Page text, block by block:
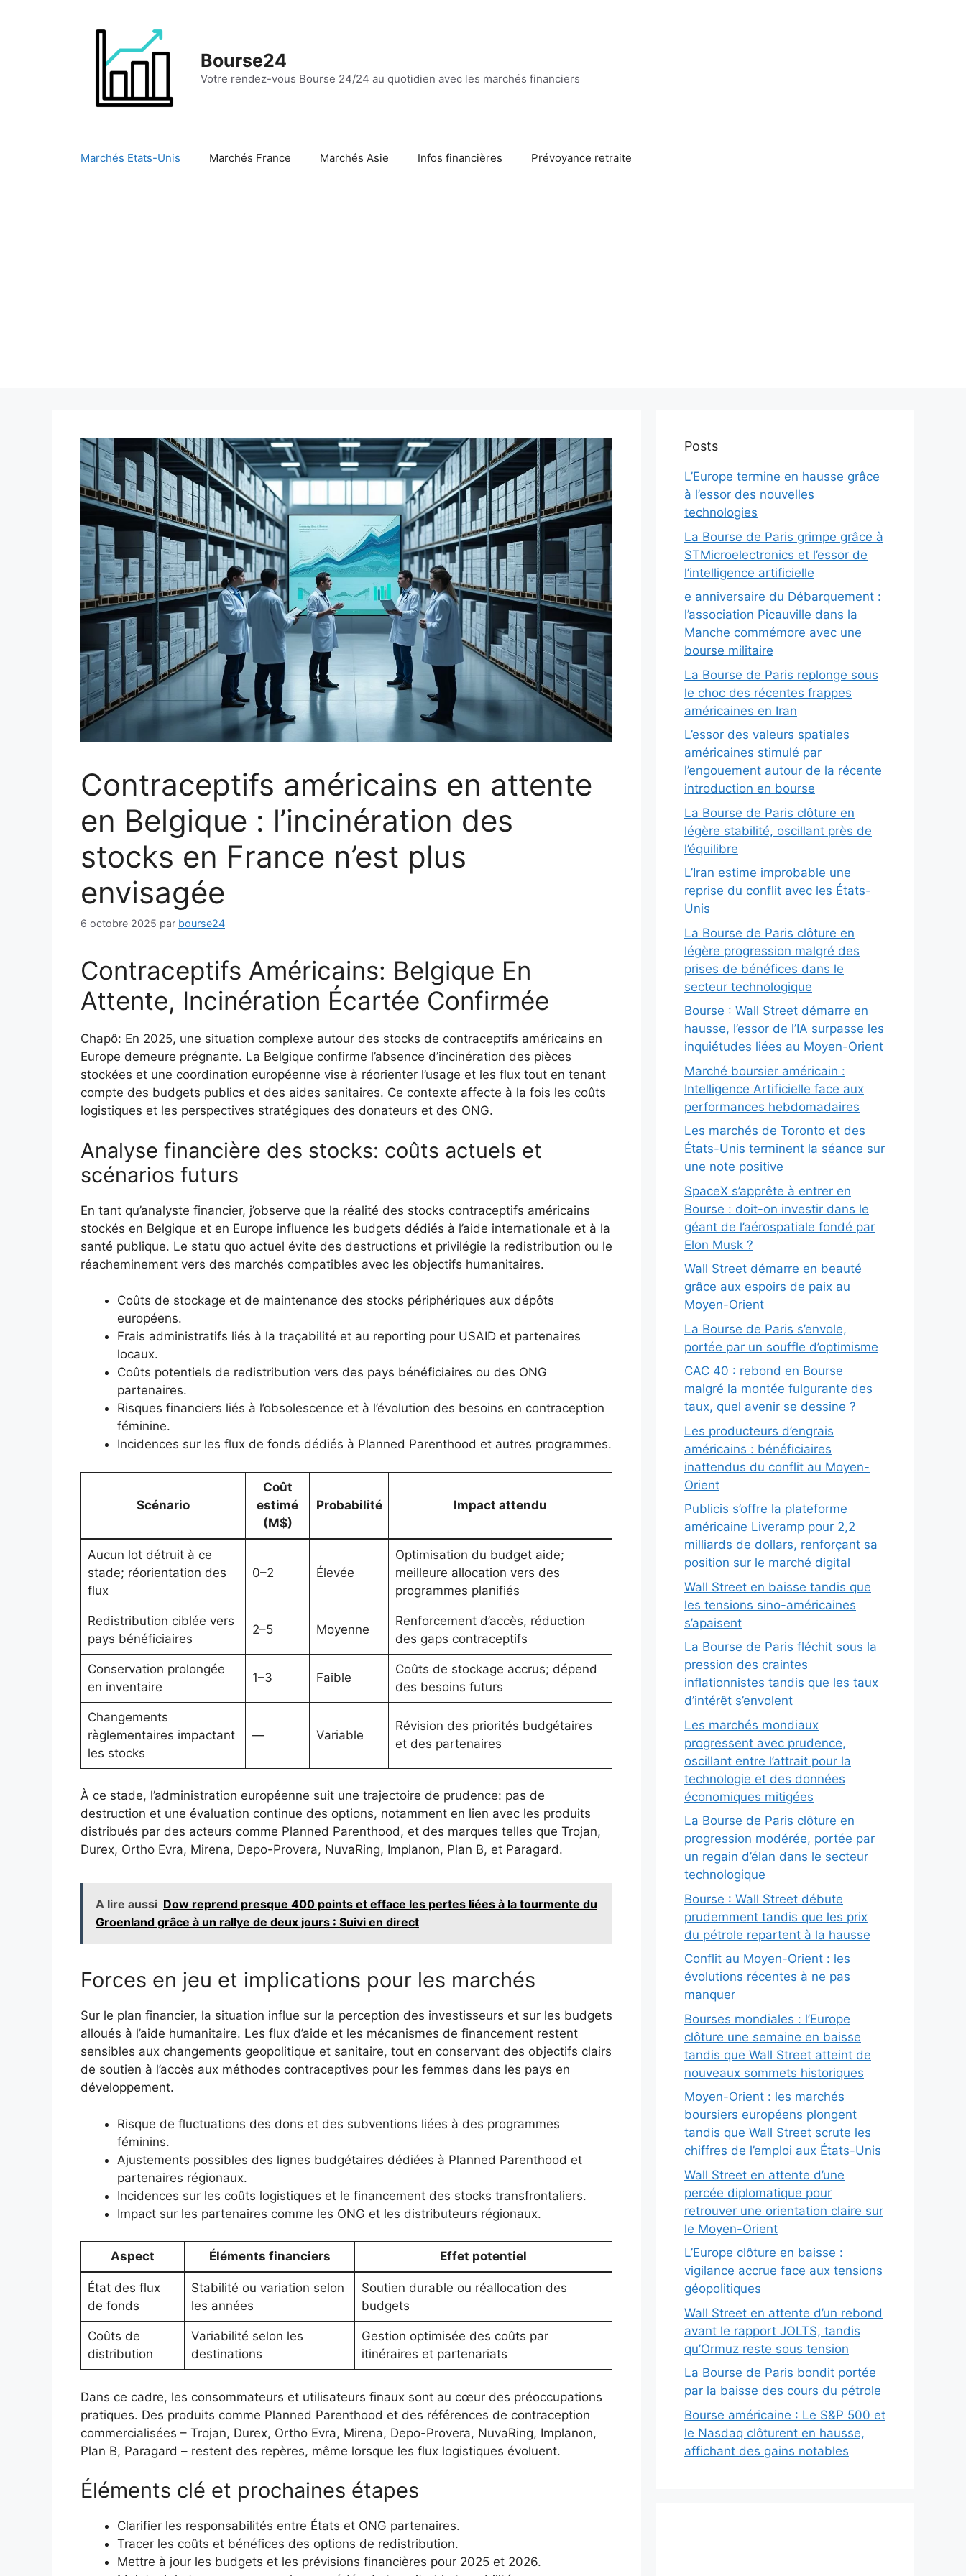
Bourse24
Votre rendez-vous Bourse 24/24 au quotidien avec les marchés financiers
Marchés Etats-Unis Marchés France Marchés Asie Infos financières Prévoyance retraite
Contraceptifs américains en attente
en Belgique : l’incinération des
stocks en France n’est plus
envisagée
6 octobre 2025 par bourse24
Contraceptifs Américains: Belgique En
Attente, Incinération Écartée Confirmée
Chapô: En 2025, une situation complexe autour des stocks de contraceptifs américains en
Europe demeure prégnante. La Belgique confirme l’absence d’incinération des pièces
stockées et une coordination européenne vise à réorienter l’usage et les flux tout en tenant
compte des budgets publics et des aides sanitaires. Ce contexte affecte à la fois les coûts
logistiques et les perspectives stratégiques des donateurs et des ONG.
Analyse financière des stocks: coûts actuels et
scénarios futurs
En tant qu’analyste financier, j’observe que la réalité des stocks contraceptifs américains
stockés en Belgique et en Europe influence les budgets dédiés à l’aide internationale et à la
santé publique. Le statu quo actuel évite des destructions et privilégie la redistribution ou le
réacheminement vers des marchés compatibles avec les objectifs humanitaires.
Coûts de stockage et de maintenance des stocks périphériques aux dépôts
européens.
Frais administratifs liés à la traçabilité et au reporting pour USAID et partenaires
locaux.
Coûts potentiels de redistribution vers des pays bénéficiaires ou des ONG
partenaires.
Risques financiers liés à l’obsolescence et à l’évolution des besoins en contraception
féminine.
Incidences sur les flux de fonds dédiés à Planned Parenthood et autres programmes.
Scénario
Coût
estimé
(M$)
Probabilité Impact attendu
Aucun lot détruit à ce
stade; réorientation des
flux
0–2 Élevée
Optimisation du budget aide;
meilleure allocation vers des
programmes planifiés
Redistribution ciblée vers
pays bénéficiaires
2–5 Moyenne
Renforcement d’accès, réduction
des gaps contraceptifs
Conservation prolongée
en inventaire
1–3 Faible
Coûts de stockage accrus; dépend
des besoins futurs
Changements
règlementaires impactant
les stocks
— Variable
Révision des priorités budgétaires
et des partenaires
À ce stade, l’administration européenne suit une trajectoire de prudence: pas de
destruction et une évaluation continue des options, notamment en lien avec les produits
distribués par des acteurs comme Planned Parenthood, et des marques telles que Trojan,
Durex, Ortho Evra, Mirena, Depo-Provera, NuvaRing, Implanon, Plan B, et Paragard.
A lire aussi Dow reprend presque 400 points et efface les pertes liées à la tourmente du
Groenland grâce à un rallye de deux jours : Suivi en direct
Forces en jeu et implications pour les marchés
Sur le plan financier, la situation influe sur la perception des investisseurs et sur les budgets
alloués à l’aide humanitaire. Les flux d’aide et les mécanismes de financement restent
sensibles aux changements geopolitique et sanitaire, tout en conservant des objectifs clairs
de soutien à l’accès aux méthodes contraceptives pour les femmes dans les pays en
développement.
Risque de fluctuations des dons et des subventions liées à des programmes
féminins.
Ajustements possibles des lignes budgétaires dédiées à Planned Parenthood et
partenaires régionaux.
Incidences sur les coûts logistiques et le financement des stocks transfrontaliers.
Impact sur les partenaires comme les ONG et les distributeurs régionaux.
Aspect Éléments financiers Effet potentiel
État des flux
de fonds
Stabilité ou variation selon
les années
Soutien durable ou réallocation des
budgets
Coûts de
distribution
Variabilité selon les
destinations
Gestion optimisée des coûts par
itinéraires et partenariats
Dans ce cadre, les consommateurs et utilisateurs finaux sont au cœur des préoccupations
pratiques. Des produits comme Planned Parenthood et des références de contraception
commercialisées – Trojan, Durex, Ortho Evra, Mirena, Depo-Provera, NuvaRing, Implanon,
Plan B, Paragard – restent des repères, même lorsque les flux logistiques évoluent.
Éléments clé et prochaines étapes
Clarifier les responsabilités entre États et ONG partenaires.
Tracer les coûts et bénéfices des options de redistribution.
Mettre à jour les budgets et les prévisions financières pour 2025 et 2026.
Posts
L’Europe termine en hausse grâce
à l’essor des nouvelles
technologies
La Bourse de Paris grimpe grâce à
STMicroelectronics et l’essor de
l’intelligence artificielle
e anniversaire du Débarquement :
l’association Picauville dans la
Manche commémore avec une
bourse militaire
La Bourse de Paris replonge sous
le choc des récentes frappes
américaines en Iran
L’essor des valeurs spatiales
américaines stimulé par
l’engouement autour de la récente
introduction en bourse
La Bourse de Paris clôture en
légère stabilité, oscillant près de
l’équilibre
L’Iran estime improbable une
reprise du conflit avec les États-
Unis
La Bourse de Paris clôture en
légère progression malgré des
prises de bénéfices dans le
secteur technologique
Bourse : Wall Street démarre en
hausse, l’essor de l’IA surpasse les
inquiétudes liées au Moyen-Orient
Marché boursier américain :
Intelligence Artificielle face aux
performances hebdomadaires
Les marchés de Toronto et des
États-Unis terminent la séance sur
une note positive
SpaceX s’apprête à entrer en
Bourse : doit-on investir dans le
géant de l’aérospatiale fondé par
Elon Musk ?
Wall Street démarre en beauté
grâce aux espoirs de paix au
Moyen-Orient
La Bourse de Paris s’envole,
portée par un souffle d’optimisme
CAC 40 : rebond en Bourse
malgré la montée fulgurante des
taux, quel avenir se dessine ?
Les producteurs d’engrais
américains : bénéficiaires
inattendus du conflit au Moyen-
Orient
Publicis s’offre la plateforme
américaine Liveramp pour 2,2
milliards de dollars, renforçant sa
position sur le marché digital
Wall Street en baisse tandis que
les tensions sino-américaines
s’apaisent
La Bourse de Paris fléchit sous la
pression des craintes
inflationnistes tandis que les taux
d’intérêt s’envolent
Les marchés mondiaux
progressent avec prudence,
oscillant entre l’attrait pour la
technologie et des données
économiques mitigées
La Bourse de Paris clôture en
progression modérée, portée par
un regain d’élan dans le secteur
technologique
Bourse : Wall Street débute
prudemment tandis que les prix
du pétrole repartent à la hausse
Conflit au Moyen-Orient : les
évolutions récentes à ne pas
manquer
Bourses mondiales : l’Europe
clôture une semaine en baisse
tandis que Wall Street atteint de
nouveaux sommets historiques
Moyen-Orient : les marchés
boursiers européens plongent
tandis que Wall Street scrute les
chiffres de l’emploi aux États-Unis
Wall Street en attente d’une
percée diplomatique pour
retrouver une orientation claire sur
le Moyen-Orient
L’Europe clôture en baisse :
vigilance accrue face aux tensions
géopolitiques
Wall Street en attente d’un rebond
avant le rapport JOLTS, tandis
qu’Ormuz reste sous tension
La Bourse de Paris bondit portée
par la baisse des cours du pétrole
Bourse américaine : Le S&P 500 et
le Nasdaq clôturent en hausse,
affichant des gains notables